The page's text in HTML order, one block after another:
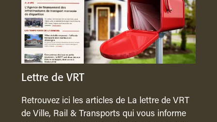
Lettre de VRT
Retrouvez ici les articles de La lettre de VRT
de Ville, Rail & Transports qui vous informe